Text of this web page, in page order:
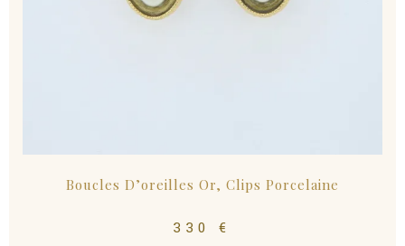
Boucles D’oreilles Or, Clips Porcelaine
330€